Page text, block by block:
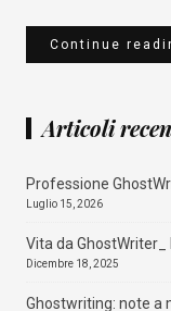
Continue
Articoli
Professione
Luglio 15, 2026
Vita da
Dicembre 18, 2025
Ghostwriting: note a